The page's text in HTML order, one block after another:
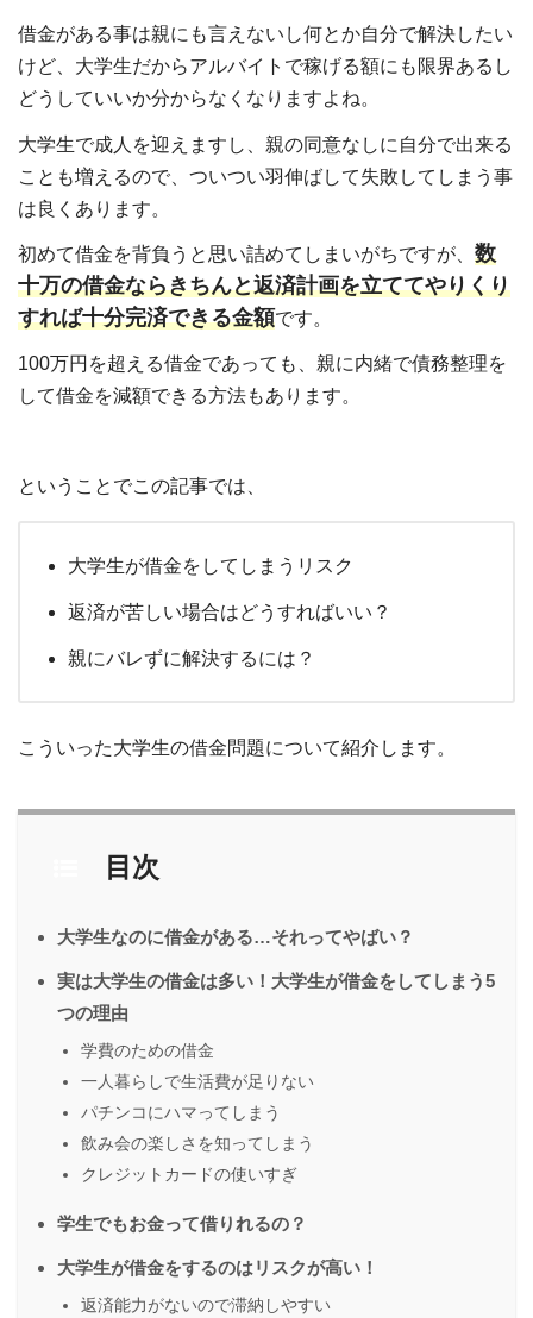
借金がある事は親にも言えないし何とか自分で解決したい
けど、大学生だからアルバイトで稼げる額にも限界あるし
どうしていいか分からなくなりますよね。
大学生で成人を迎えますし、親の同意なしに自分で出来る
ことも増えるので、ついつい羽伸ばして失敗してしまう事
は良くあります。
初めて借金を背負うと思い詰めてしまいがちですが、 数
十万の借金ならきちんと返済計画を立ててやりくり
すれば十分完済できる金額です。
100万円を超える借金であっても、親に内緒で債務整理を
して借金を減額できる方法もあります。
ということでこの記事では、
大学生が借金をしてしまうリスク
返済が苦しい場合はどうすればいい？
親にバレずに解決するには？
こういった大学生の借金問題について紹介します。
目次
大学生なのに借金がある…それってやばい？
実は大学生の借金は多い！大学生が借金をしてしまう5
つの理由
学費のための借金
一人暮らしで生活費が足りない
パチンコにハマってしまう
飲み会の楽しさを知ってしまう
クレジットカードの使いすぎ
学生でもお金って借りれるの？
大学生が借金をするのはリスクが高い！
返済能力がないので滞納しやすい